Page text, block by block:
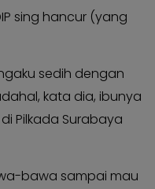
sing hancur (yang
sedih dengan
kata dia, ibunya
Pilkada Surabaya
bawa sampai mau